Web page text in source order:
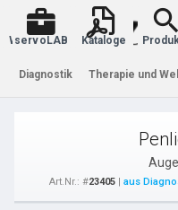
Warenkorb
servoLAB Kataloge
Diagnostik Therapie und
Art.Nr.: #23405 | aus